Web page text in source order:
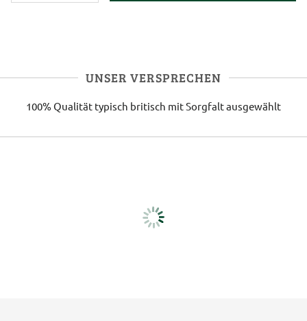
UNSER VERSPRECHEN
100% Qualität typisch britisch mit Sorgfalt ausgewählt